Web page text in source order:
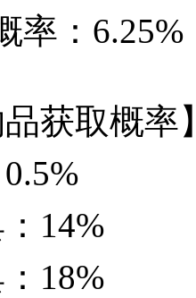
率：6.25%
品获取概率
14%
18%